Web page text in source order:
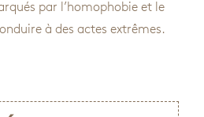
par l’homophobie et le
à des actes extrêmes.